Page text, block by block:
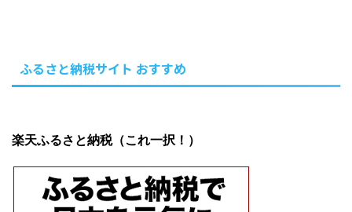
ふるさと納税サイト おすすめ
楽天ふるさと納税（これ一択！）